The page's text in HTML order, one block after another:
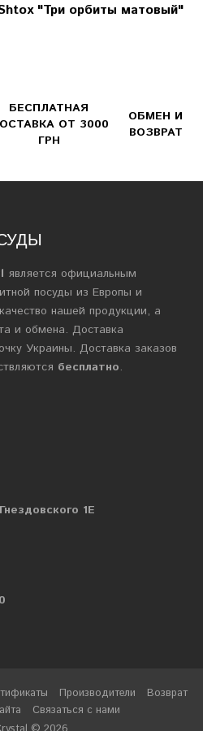
"Три орбиты матовый"
БЕСПЛАТНАЯ
ОТ 3000
ГРН
ОБМЕН И
ВОЗВРАТ
является официальным
посуды из Европы и
нашей продукции, а
и обмена. Доставка
Украины. Доставка заказов
бесплатно.
1Е
Производители
Возврат
Связаться с нами